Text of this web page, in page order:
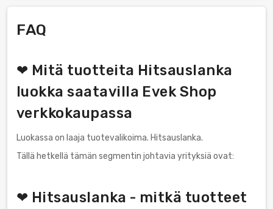
FAQ
❤ Mitä tuotteita Hitsauslanka
luokka saatavilla Evek Shop
verkkokaupassa
Luokassa on laaja tuotevalikoima. Hitsauslanka.
Tällä hetkellä tämän segmentin johtavia yrityksiä ovat:
❤ Hitsauslanka - mitkä tuotteet